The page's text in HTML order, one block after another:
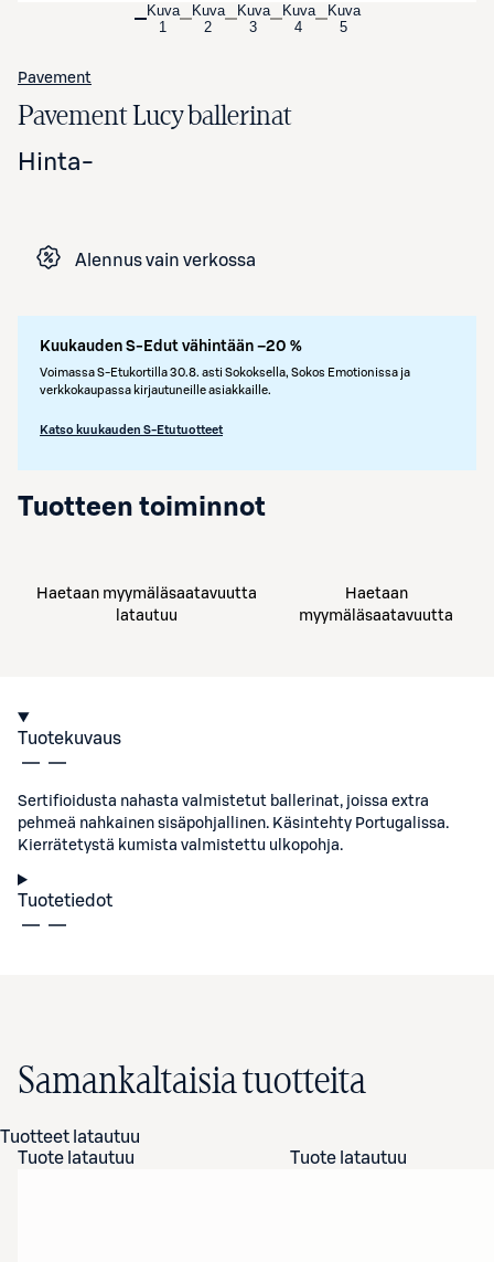
Kuva
1
Kuva
2
Kuva
3
Kuva
4
Kuva
5
Pavement
Pavement Lucy ballerinat
Hinta-
Alennus vain verkossa
Kuukauden S-Edut vähintään –20 %
Voimassa S-Etukortilla 30.8. asti Sokoksella, Sokos Emotionissa ja
verkkokaupassa kirjautuneille asiakkaille.
Katso kuukauden S-Etutuotteet
Tuotteen toiminnot
Haetaan myymäläsaatavuutta
latautuu
Haetaan
myymäläsaatavuutta
Tuotekuvaus
Sertifioidusta nahasta valmistetut ballerinat, joissa extra
pehmeä nahkainen sisäpohjallinen. Käsintehty Portugalissa.
Kierrätetystä kumista valmistettu ulkopohja.
Tuotetiedot
Samankaltaisia tuotteita
Tuotteet latautuu
Tuote latautuu
Tuote latautuu